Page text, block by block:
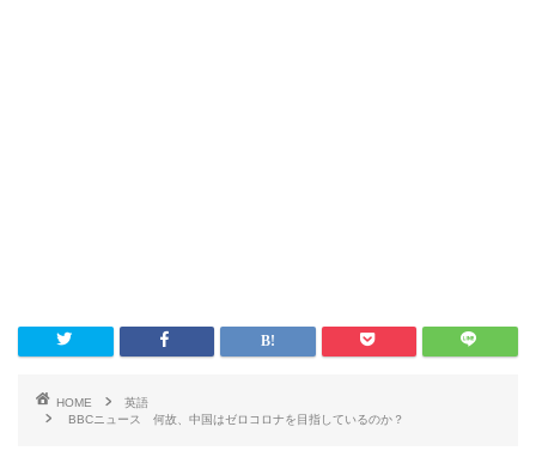
HOME
英語
BBCニュース 何故、中国はゼロコロナを目指しているのか？